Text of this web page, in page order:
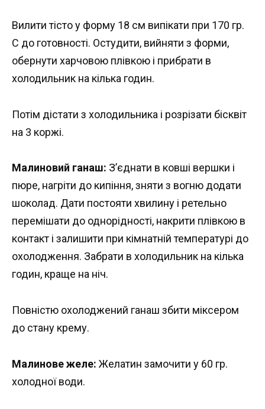
Вилити тісто у форму 18 см випікати при 170 гр.
С до готовності. Остудити, вийняти з форми,
обернути харчовою плівкою і прибрати в
холодильник на кілька годин.
Потім дістати з холодильника і розрізати бісквіт
на 3 коржі.
Малиновий ганаш: З’єднати в ковші вершки і
пюре, нагріти до кипіння, зняти з вогню додати
шоколад. Дати постояти хвилину і ретельно
перемішати до однорідності, накрити плівкою в
контакт і залишити при кімнатній температурі до
охолодження. Забрати в холодильник на кілька
годин, краще на ніч.
Повністю охолоджений ганаш збити міксером
до стану крему.
Малинове желе: Желатин замочити у 60 гр.
холодної води.